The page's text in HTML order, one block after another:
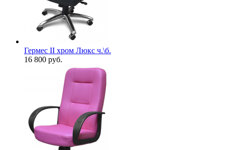
Гермес II хром Люкс ч.\б.
16 800 руб.